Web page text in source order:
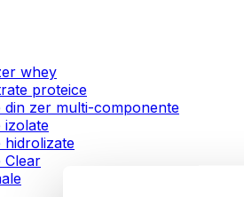
whey
proteice
din zer multi-componente
izolate
hidrolizate
Clear